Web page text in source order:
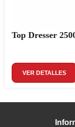
Top Dresser
VER DETALLES